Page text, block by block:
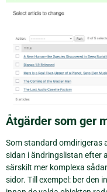
Åtgärder som ger
Som standard omdirigeras
sidan i ändringslistan efter
särskilt mer komplexa
sidor. Till exempel: ber den